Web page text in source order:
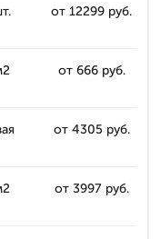
от 12299 руб.
от 666 руб.
от 4305 руб.
от 3997 руб.